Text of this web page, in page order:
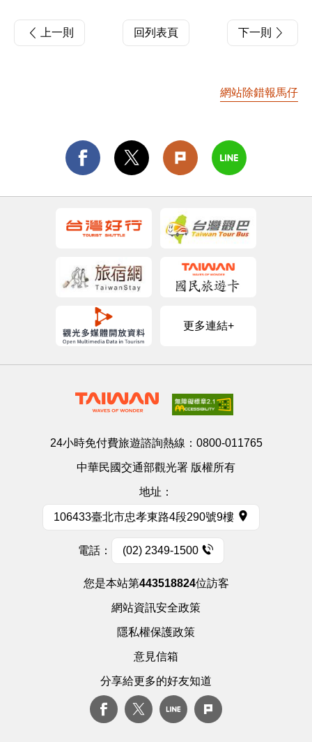
上一則 回列表頁 下一則
網站除錯報馬仔
更多連結+
24小時免付費旅遊諮詢熱線： 0800-011765
中華民國交通部觀光署 版權所有
地址：
106433臺北市忠孝東路4段290號9樓
電話： (02) 2349-1500
您是本站第443518824位訪客
網站資訊安全政策
隱私權保護政策
意見信箱
分享給更多的好友知道